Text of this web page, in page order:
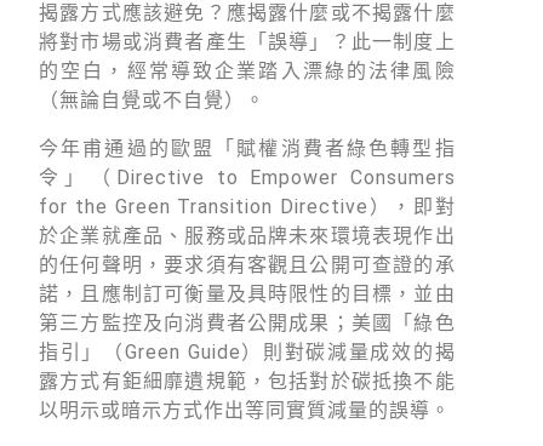
揭露方式應該避免？應揭露什麼或不揭露什麼
將對市場或消費者產生「誤導」？此一制度上
的空白，經常導致企業踏入漂綠的法律風險
（無論自覺或不自覺）。
今年甫通過的歐盟「賦權消費者綠色轉型指
令」（Directive to Empower Consumers
for the Green Transition Directive），即對
於企業就產品、服務或品牌未來環境表現作出
的任何聲明，要求須有客觀且公開可查證的承
諾，且應制訂可衡量及具時限性的目標，並由
第三方監控及向消費者公開成果；美國「綠色
指引」（Green Guide）則對碳減量成效的揭
露方式有鉅細靡遺規範，包括對於碳抵換不能
以明示或暗示方式作出等同實質減量的誤導。